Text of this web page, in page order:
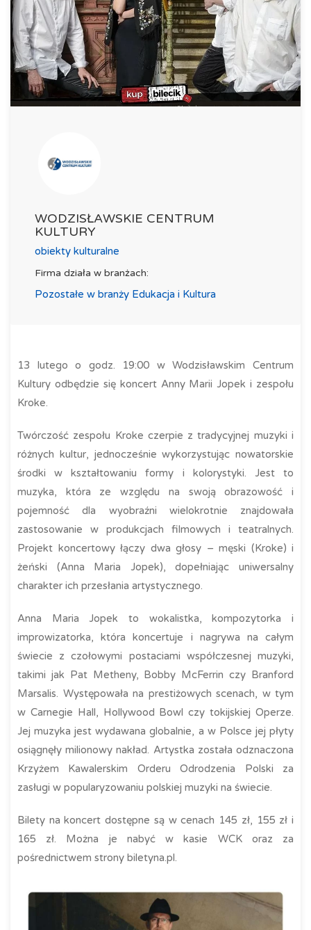
WODZISŁAWSKIE CENTRUM
KULTURY
obiekty kulturalne
Firma działa w branżach:
Pozostałe w branży Edukacja i Kultura
13 lutego o godz. 19:00 w Wodzisławskim Centrum
Kultury odbędzie się koncert Anny Marii Jopek i zespołu
Kroke.
Twórczość zespołu Kroke czerpie z tradycyjnej muzyki i
różnych kultur, jednocześnie wykorzystując nowatorskie
środki w kształtowaniu formy i kolorystyki. Jest to
muzyka, która ze względu na swoją obrazowość i
pojemność dla wyobraźni wielokrotnie znajdowała
zastosowanie w produkcjach filmowych i teatralnych.
Projekt koncertowy łączy dwa głosy – męski (Kroke) i
żeński (Anna Maria Jopek), dopełniając uniwersalny
charakter ich przesłania artystycznego.
Anna Maria Jopek to wokalistka, kompozytorka i
improwizatorka, która koncertuje i nagrywa na całym
świecie z czołowymi postaciami współczesnej muzyki,
takimi jak Pat Metheny, Bobby McFerrin czy Branford
Marsalis. Występowała na prestiżowych scenach, w tym
w Carnegie Hall, Hollywood Bowl czy tokijskiej Operze.
Jej muzyka jest wydawana globalnie, a w Polsce jej płyty
osiągnęły milionowy nakład. Artystka została odznaczona
Krzyżem Kawalerskim Orderu Odrodzenia Polski za
zasługi w popularyzowaniu polskiej muzyki na świecie.
Bilety na koncert dostępne są w cenach 145 zł, 155 zł i
165 zł. Można je nabyć w kasie WCK oraz za
pośrednictwem strony biletyna.pl.